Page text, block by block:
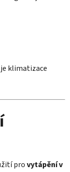
klimatizace
provytápění v